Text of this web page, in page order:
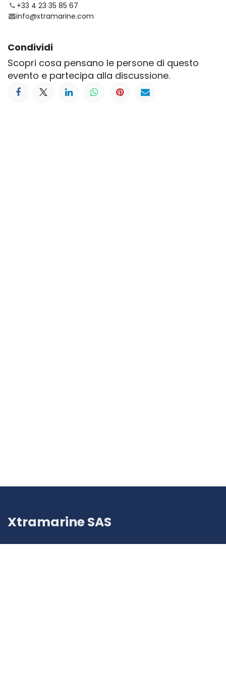
+33 4 23 35 85 67
info@xtramarine.com
Condividi
Scopri cosa pensano le persone di questo
evento e partecipa alla discussione.
Xtramarine SAS